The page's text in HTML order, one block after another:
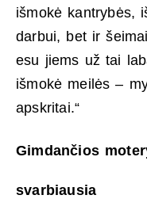
išmokė kantrybės,
darbui, bet ir
esu jiems už tai
išmokė meilės –
apskritai.“
Gimdančios
svarbiausia